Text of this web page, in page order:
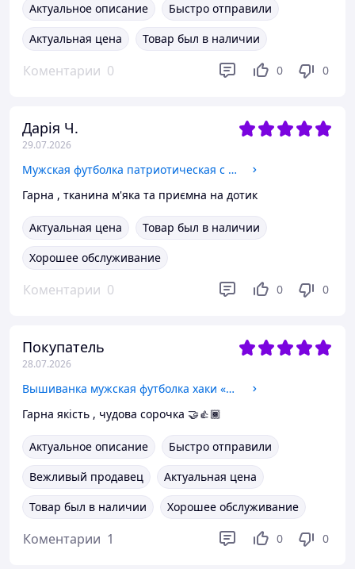
Актуальное описание
Быстро отправили
Актуальная цена
Товар был в наличии
Коментарии 0 0 0
Дарія Ч.
29.07.2026
Мужская футболка патриотическая с вышивкой Патриот 1 на белом, футболка вышивка, футболка вышиванка XL, Трикотаж
Гарна , тканина м'яка та приємна на дотик
Актуальная цена
Товар был в наличии
Хорошее обслуживание
Коментарии 0 0 0
Покупатель
28.07.2026
Вышиванка мужская футболка хаки «Талисман», вышивка Воздушные Силы Украины
Гарна якість , чудова сорочка 🤝👍🏾
Актуальное описание
Быстро отправили
Вежливый продавец
Актуальная цена
Товар был в наличии
Хорошее обслуживание
Коментарии 1 0 0